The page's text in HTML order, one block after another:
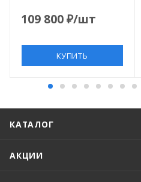
антискользящего
109 800₽/шт
КУПИТЬ
КАТАЛОГ
АКЦИИ